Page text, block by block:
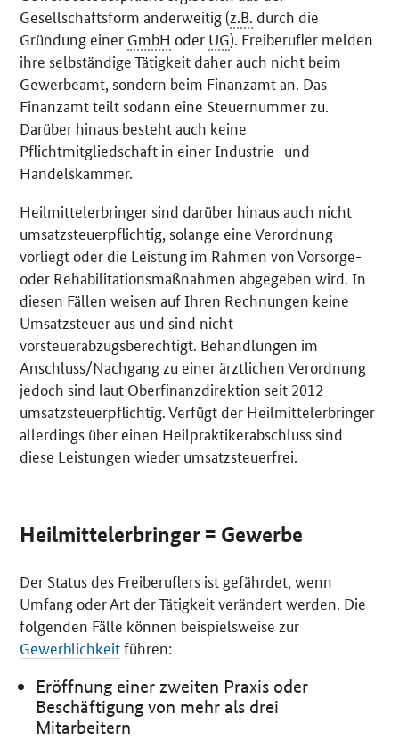
Gesellschaftsform anderweitig (z.B. durch die
Gründung einer GmbH oder UG). Freiberufler melden
ihre selbständige Tätigkeit daher auch nicht beim
Gewerbeamt, sondern beim Finanzamt an. Das
Finanzamt teilt sodann eine Steuernummer zu.
Darüber hinaus besteht auch keine
Pflichtmitgliedschaft in einer Industrie- und
Handelskammer.
Heilmittelerbringer sind darüber hinaus auch nicht
umsatzsteuerpflichtig, solange eine Verordnung
vorliegt oder die Leistung im Rahmen von Vorsorge-
oder Rehabilitationsmaßnahmen abgegeben wird. In
diesen Fällen weisen auf Ihren Rechnungen keine
Umsatzsteuer aus und sind nicht
vorsteuerabzugsberechtigt. Behandlungen im
Anschluss/Nachgang zu einer ärztlichen Verordnung
jedoch sind laut Oberfinanzdirektion seit 2012
umsatzsteuerpflichtig. Verfügt der Heilmittelerbringer
allerdings über einen Heilpraktikerabschluss sind
diese Leistungen wieder umsatzsteuerfrei.
Heilmittelerbringer = Gewerbe
Der Status des Freiberuflers ist gefährdet, wenn
Umfang oder Art der Tätigkeit verändert werden. Die
folgenden Fälle können beispielsweise zur
Gewerblichkeitführen:
Eröffnung einer zweiten Praxis oder
Beschäftigung von mehr als drei
Mitarbeitern